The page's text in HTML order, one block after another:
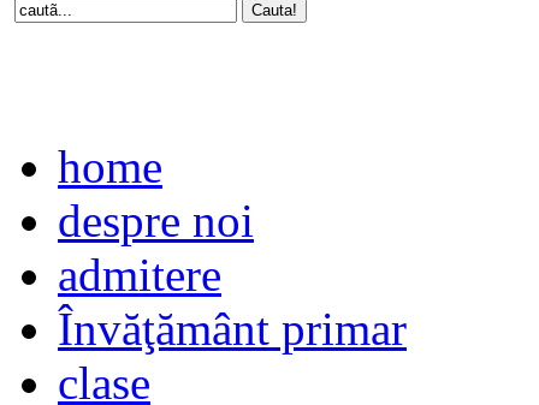
home
despre noi
admitere
Învăţământ primar
clase